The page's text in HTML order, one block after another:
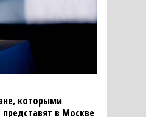
которыми
в Москве